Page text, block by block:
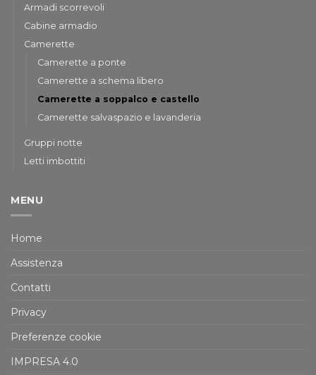
Armadi scorrevoli
Cabine armadio
Camerette
Camerette a ponte
Camerette a schema libero
Camerette a soppalco e castello
Camerette salvaspazio e lavanderia
Gruppi notte
Letti imbottiti
MENU
Home
Assistenza
Contatti
Privacy
Preferenze cookie
IMPRESA 4.0